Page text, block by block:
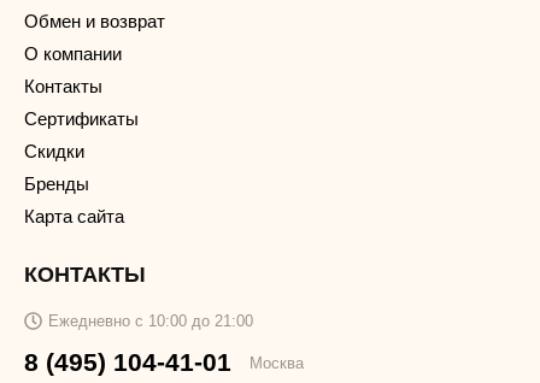
Обмен и возврат
О компании
Контакты
Сертификаты
Скидки
Бренды
Карта сайта
КОНТАКТЫ
Ежедневно с 10:00 до 21:00
8 (495) 104-41-01 Москва